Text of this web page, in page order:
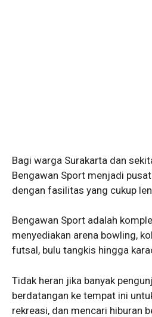
Bagi warga Surakarta dan
Bengawan Sport menjadi
dengan fasilitas yang cukup
Bengawan Sport adalah
menyediakan arena bowling,
futsal, bulu tangkis hingga
Tidak heran jika banyak
berdatangan ke tempat ini
rekreasi, dan mencari hiburan